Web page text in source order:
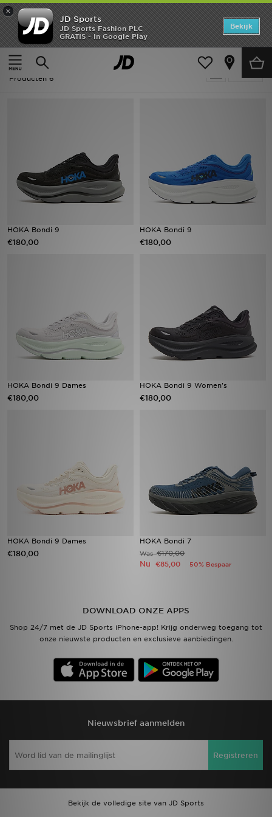
×
JD Sports
JD Sports Fashion PLC
GRATIS - In Google Play
Bekijk
Thuis
Hoka Bondi
Hoka Bondi
Producten 6
HOKA Bondi 9
€180,00
HOKA Bondi 9
€180,00
HOKA Bondi 9 Dames
€180,00
HOKA Bondi 9 Women's
€180,00
HOKA Bondi 9 Dames
€180,00
HOKA Bondi 7
Was€170,00
Nu €85,00 50% Bespaar
DOWNLOAD ONZE APPS
Shop 24/7 met de JD Sports iPhone-app! Krijg onderweg toegang tot
onze nieuwste producten en exclusieve aanbiedingen.
Nieuwsbrief aanmelden
Registreren
Bekijk de volledige site van JD Sports
Home
Offers
New In
Collecties
Sports
Bestelling traceren
Mijn JD
Klantenservice